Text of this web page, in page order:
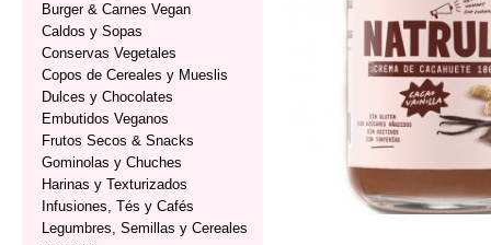
Burger & Carnes Vegan
Caldos y Sopas
Conservas Vegetales
Copos de Cereales y Mueslis
Dulces y Chocolates
Embutidos Veganos
Frutos Secos & Snacks
Gominolas y Chuches
Harinas y Texturizados
Infusiones, Tés y Cafés
Legumbres, Semillas y Cereales